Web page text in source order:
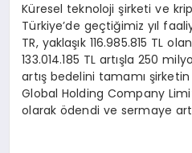
Küresel teknoloji şirketi ve
Türkiye’de geçtiğimiz yıl
TR, yaklaşık 116.985.815 TL
133.014.185 TL artışla 250
artış bedelini tamamı
Global Holding Company
olarak ödendi ve sermaye